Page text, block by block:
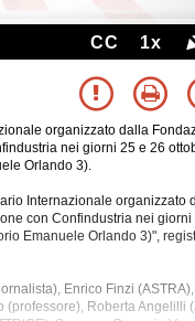
CC 1x
organizzato dalla
nei giorni 25 e 26
Orlando 3).
Internazionale organizzato
con Confindustria nei giorni
Emanuele Orlando 3)",
Enrico Finzi (ASTRA),
Roberta Angelilli